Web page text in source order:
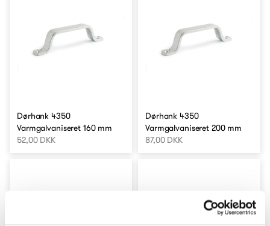
Dørhank 4350
Varmgalvaniseret 160 mm
52,00 DKK
Dørhank 4350
Varmgalvaniseret 200 mm
87,00 DKK